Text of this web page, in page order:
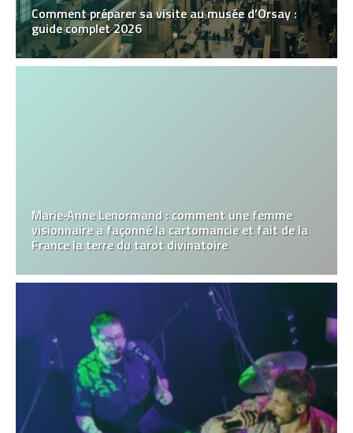
Comment préparer sa visite au musée d’Orsay :
guide complet 2026
Marie‑Anne Lenormand : comment une femme
visionnaire a façonné la cartomancie et fait de la
France la terre du tarot divinatoire